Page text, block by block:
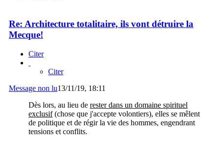
Re: Architecture totalitaire, ils vont détruire la
Mecque!
Citer
Citer
Message non lu13/11/19, 18:11
Dès lors, au lieu de rester dans un domaine spirituel
exclusif(chose que j'accepte volontiers), elles se mêlent
de politique et de régir la vie des hommes, engendrant
tensions et conflits.